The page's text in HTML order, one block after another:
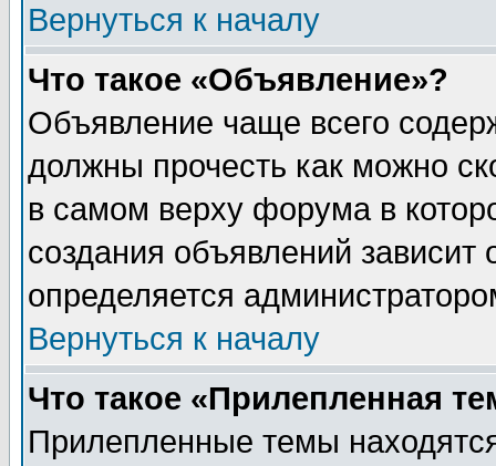
Вернуться к началу
Что такое «Объявление»?
Объявление чаще всего
должны прочесть как можно
в самом верху форума в
создания объявлений зависит
определяется
Вернуться к началу
Что такое «Прилепленная
Прилепленные темы